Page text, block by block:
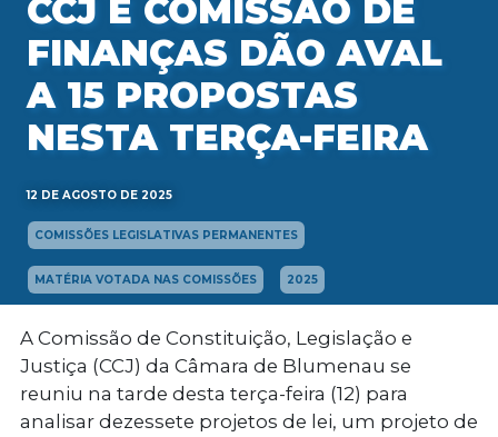
CCJ E COMISSÃO DE
FINANÇAS DÃO AVAL
A 15 PROPOSTAS
NESTA TERÇA-FEIRA
12 DE AGOSTO DE 2025
COMISSÕES LEGISLATIVAS PERMANENTES
MATÉRIA VOTADA NAS COMISSÕES 2025
A Comissão de Constituição, Legislação e
Justiça (CCJ) da Câmara de Blumenau se
reuniu na tarde desta terça-feira (12) para
analisar dezessete projetos de lei, um projeto de